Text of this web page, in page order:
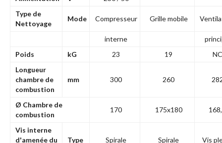
Type de
Nettoyage
Mode Compresseur Grille mobile
interne
Poids
kG 23 19
NC
Longueur
chambre de
combustion
mm 300 260
Ø Chambre de
combustion
170 175x180
Vis interne
d'amenée du
Type Spirale Spirale Vis